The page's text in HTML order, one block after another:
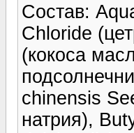
Состав:
Chloride
(кокоса
chinensis
натрия),